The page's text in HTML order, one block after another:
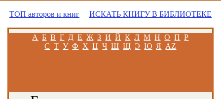
ТОП авторов и книг ИСКАТЬ КНИГУ В БИБЛИОТЕКЕ
А Б В Г Д Е Ж З И Й К Л М Н О П Р
С Т У Ф Х Ц Ч Ш Щ Э Ю Я AZ